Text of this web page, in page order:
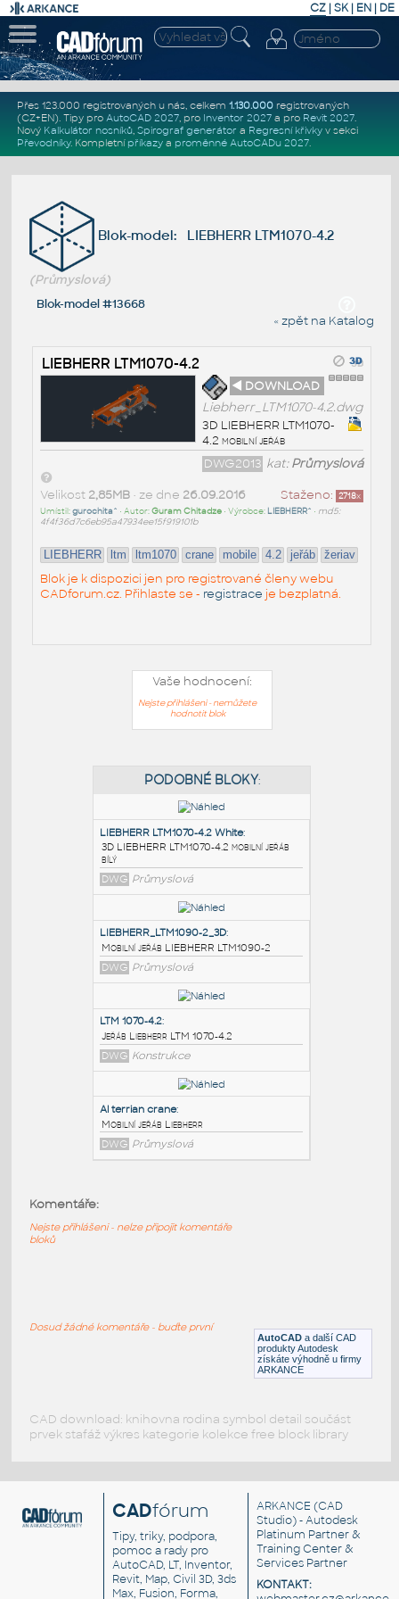
CZ | SK| EN | DE
Přes 123.000 registrovaných u nás, celkem 1.130.000registrovaných
(CZ+EN). Tipy pro AutoCAD 2027, pro Inventor 2027a pro Revit 2027.
Nový Kalkulátor nosníků, Spirograf generátor a Regresní křivkyv sekci
Převodníky. Kompletní příkazya proměnné AutoCADu 2027.
Blok-model: LIEBHERR LTM1070-4.2
(Průmyslová)
Blok-model #13668
« zpět na Katalog
LIEBHERR LTM1070-4.2
◄ DOWNLOAD
Liebherr_LTM1070-4.2.dwg
3D LIEBHERR LTM1070-
4.2 mobilní jeřáb
kat:Průmyslová
DWG2013
Staženo: 2718x
Velikost 2,85MB• ze dne 26.09.2016
Umístil:gurochita^ • Autor:Guram Chitadze• Výrobce: LIEBHERR^ • md5:
4f4f36d7c6eb95a47934ee15f919101b
LIEBHERR ltm ltm1070 crane mobile 4.2 jeřáb žeriav
Blok je k dispozici jen pro registrované členy webu
CADforum.cz. Přihlaste se - registrace je bezplatná.
Vaše hodnocení:
Nejste přihlášeni - nemůžete
hodnotit blok
PODOBNÉ BLOKY:
LIEBHERR LTM1070-4.2 White:
3D LIEBHERR LTM1070-4.2 mobilní jeřáb
bílý
DWG Průmyslová
LIEBHERR_LTM1090-2_3D:
Mobilní jeřáb LIEBHERR LTM1090-2
DWG Průmyslová
Mobilní jeřáb Liebherr
AutoCAD a další CAD
produkty Autodesk
získáte výhodně u firmy
ARKANCE
Komentáře:
Nejste přihlášeni - nelze připojit komentáře
bloků
Dosud žádné komentáře - buďte první
CAD download: knihovna rodina symbol detail součást
prvek stafáž výkres kategorie kolekce free block library
CADfórum
Tipy, triky, podpora,
pomoc a rady pro
AutoCAD, LT, Inventor,
Revit, Map, Civil 3D, 3ds
Max, Fusion, Forma,
ARKANCE (CAD
Studio) - Autodesk
Platinum Partner &
Training Center &
Services Partner
KONTAKT: